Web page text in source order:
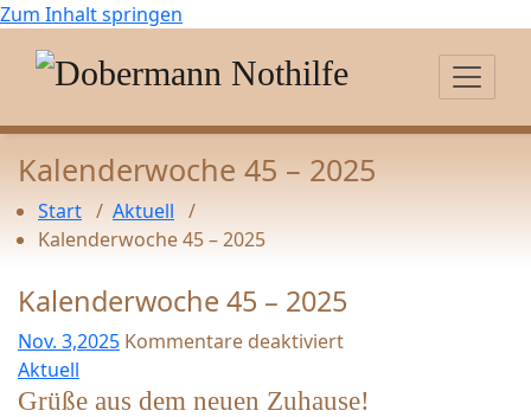
Zum Inhalt springen
Kalenderwoche 45 – 2025
Start / Aktuell /
Kalenderwoche 45 – 2025
Kalenderwoche 45 – 2025
Nov. 3,2025 Kommentare deaktiviert
f
ü
Aktuell
Grüße aus dem neuen Zuhause!